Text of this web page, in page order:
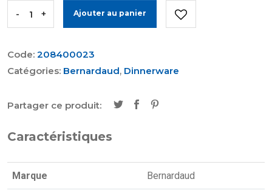
- + Ajouter au panier
Code: 208400023
Catégories: Bernardaud, Dinnerware
Partager ce produit:
Caractéristiques
Marque Bernardaud